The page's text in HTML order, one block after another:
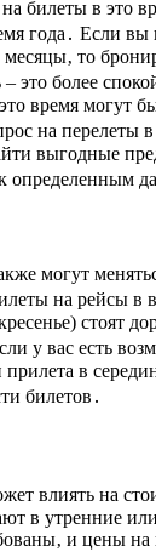
билеты в это
года․ Если вы
то
– это более
время могут
на перелеты
выгодные
определенным
могут
на рейсы в
стоят
у вас есть
в
билетов․
влиять на
в утренние
и цены